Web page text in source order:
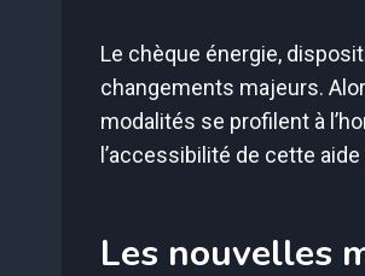
Le chèque énergie,
changements majeurs.
modalités se profilent à
l’accessibilité de cette
Les nouvelles